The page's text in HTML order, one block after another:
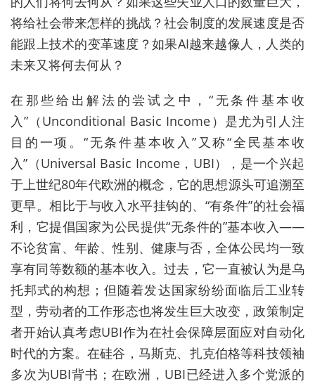
将给社会带来怎样的挑战？社会制度的发展速度是否
能跟上技术的变革速度？如果AI越来越像人，人类的
未来又将何去何从？
在那些给出解法的尝试之中，“无条件基本收
入” （ Unconditional Basic Income ）是尤为引人注
目的一项。“无条件基本收入 ”又称“全民基本收
入” （Universal Basic Income， UBI），是一个兴起
于上世纪80年代欧洲的概念，它的思想源头可追溯至
更早。相比于与收入水平挂钩的、“有条件”的社会福
利，它提倡国家为公民提供“无条件的”基本收入——
不论贫富、年龄、性别、健康与否，全体公民均一致
享有同等数额的基本收入。过去，它一直被认为是乌
托邦式的构想；但随着发达国家纷纷面临后工业转
型，劳动者的工作形态也将发生巨大改变，政策制定
者开始认真考虑UBI作为在社会保障层面应对自动化
时代的方案。在硅谷，马斯克、扎克伯格等科技领袖
多次为UBI背书；在欧洲， UBI已经进入多个党派的